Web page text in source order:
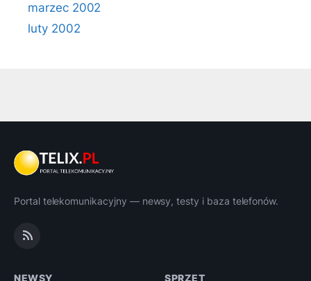
marzec 2002
luty 2002
Portal telekomunikacyjny — newsy, testy i baza telefonów.
NEWSY SPRZĘT